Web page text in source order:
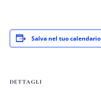
Salva nel tuo calendario
DETTAGLI